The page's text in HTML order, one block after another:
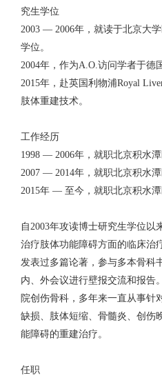
究生学位
2003 — 2006年，就读于北京大
学位。
2004年，作为A.O.访问学者于德
2015年，赴英国利物浦Royal
肢体重建技术。
工作经历
1998 — 2006年，就职北京积水
2007 — 2014年，就职北京积水
2015年 — 至今，就职北京积水
自2003年攻读博士研究生学位以
治疗肢体功能障碍方面的临床治
发表过多篇论著，参与多本骨科
内、外会议进行壁报交流和报告
院创伤骨科，多年来一直从事针
缺损、肢体短缩、骨髓炎、创伤
能障碍的重建治疗。
任职